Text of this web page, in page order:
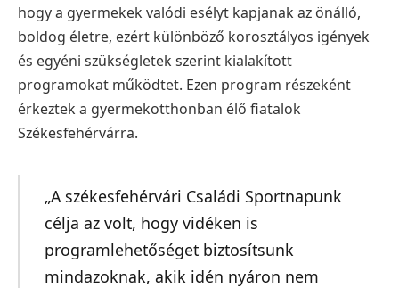
hogy a gyermekek valódi esélyt kapjanak az önálló,
boldog életre, ezért különböző korosztályos igények
és egyéni szükségletek szerint kialakított
programokat működtet. Ezen program részeként
érkeztek a gyermekotthonban élő fiatalok
Székesfehérvárra.
„A székesfehérvári Családi Sportnapunk
célja az volt, hogy vidéken is
programlehetőséget biztosítsunk
mindazoknak, akik idén nyáron nem